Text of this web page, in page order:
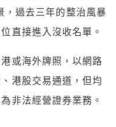
，過去三年的整治風暴
直接進入沒收名單。
或海外牌照，以網路
港股交易通道，但均
非法經營證券業務。